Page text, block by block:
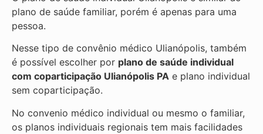
plano de saúde familiar, porém é apenas para uma
pessoa.
Nesse tipo de convênio médico Ulianópolis, também
é possível escolher por plano de saúde individual
com coparticipação Ulianópolis PA e plano individual
sem coparticipação.
No convenio médico individual ou mesmo o familiar,
os planos individuais regionais tem mais facilidades